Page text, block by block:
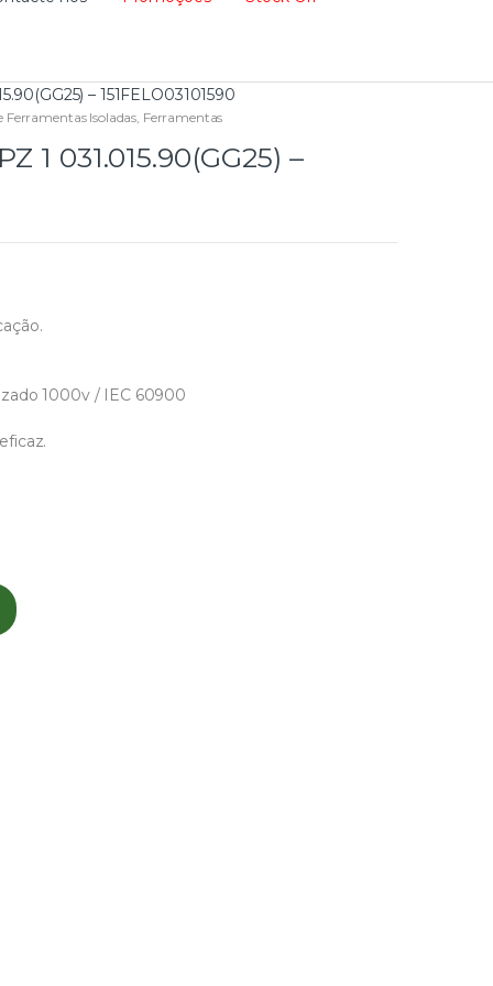
– 151FELO03101590
Ferramentas Isoladas Ferramentas
1 031.015.90(GG25) –
1000v / IEC 60900